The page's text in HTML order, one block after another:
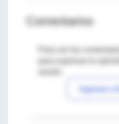
Comentarios
Para ver los
Ingresar a